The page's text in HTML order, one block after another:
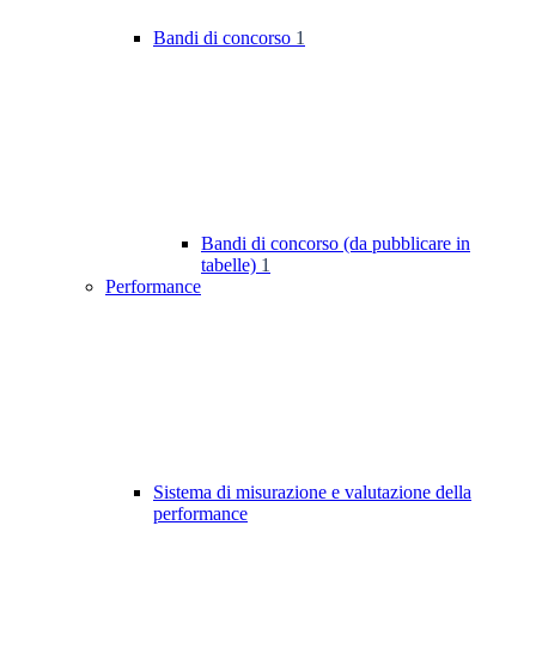
Bandi di concorso 1
Bandi di concorso (da pubblicare in
tabelle) 1
Performance
Sistema di misurazione e valutazione della
performance